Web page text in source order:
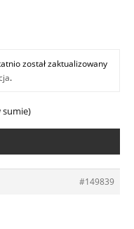
został zaktualizowany
.
sumie)
#149839